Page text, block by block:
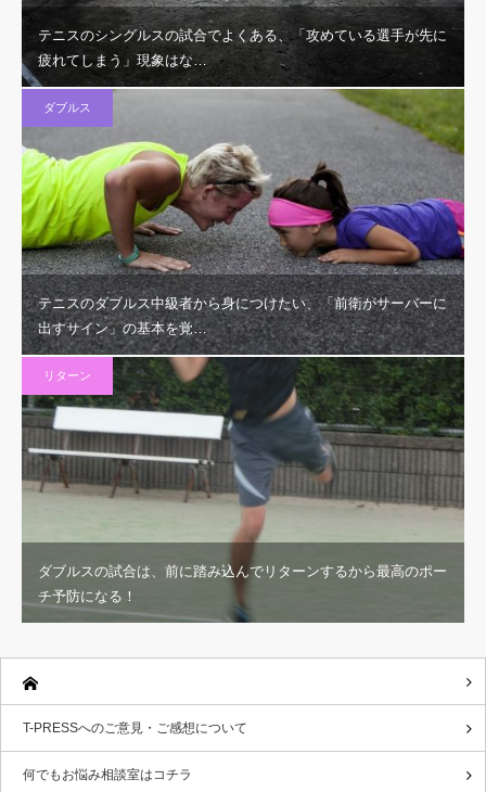
テニスのシングルスの試合でよくある、「攻めている選手が先に
疲れてしまう」現象はな…
ダブルス
テニスのダブルス中級者から身につけたい、「前衛がサーバーに
出すサイン」の基本を覚…
リターン
ダブルスの試合は、前に踏み込んでリターンするから最高のポー
チ予防になる！
T-PRESSへのご意見・ご感想について
何でもお悩み相談室はコチラ